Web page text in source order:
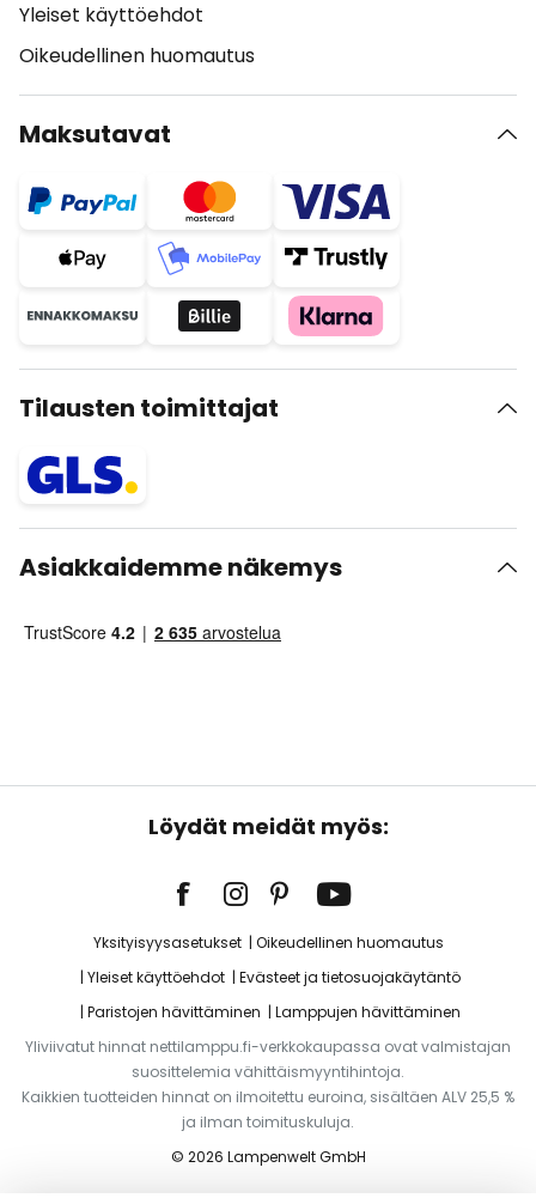
Yleiset käyttöehdot
Oikeudellinen huomautus
Maksutavat
Tilausten toimittajat
Asiakkaidemme näkemys
Löydät meidät myös:
Yksityisyysasetukset
Oikeudellinen huomautus
Yleiset käyttöehdot
Evästeet ja tietosuojakäytäntö
Paristojen hävittäminen
Lamppujen hävittäminen
Yliviivatut hinnat nettilamppu.fi-verkkokaupassa ovat valmistajan
suosittelemia vähittäismyyntihintoja.
Kaikkien tuotteiden hinnat on ilmoitettu euroina, sisältäen ALV 25,5 %
ja ilman toimituskuluja.
© 2026 Lampenwelt GmbH